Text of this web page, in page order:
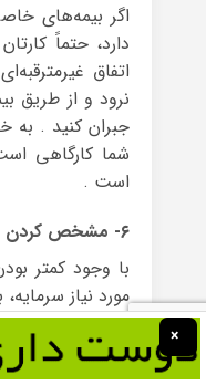
اگر بیمه‌های
دارد، حتماً
اتفاق
نرود و از طریق
جبران کنید .
شما کارگاهی
است .
۶- مشخص کردن امکانات و میزان سرمایه خود
با وجود کمتر
مورد نیاز
و کار خانگی نیاز
. اگرچه شروع و
درهرصورت از
×